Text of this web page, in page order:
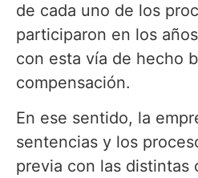
de cada uno de los
participaron en los
con esta vía de hecho
compensación.
En ese sentido, la
sentencias y los
previa con las distintas